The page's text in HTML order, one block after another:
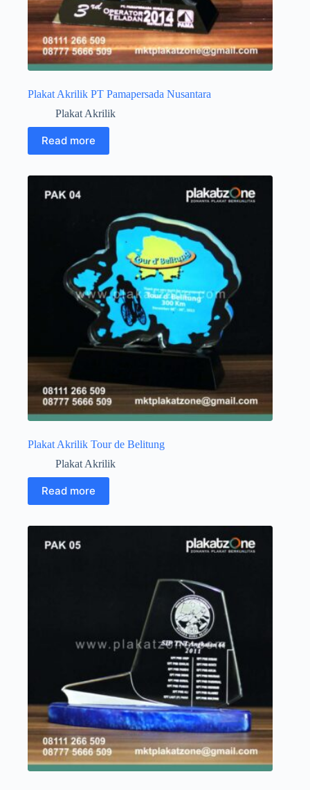
Plakat Akrilik PT Pamapersada Nusantara
Plakat Akrilik
Read more
Plakat Akrilik Tour de Belitung
Plakat Akrilik
Read more